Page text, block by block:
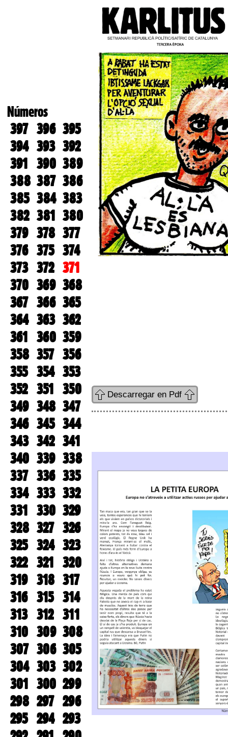
Números
397 396 395
394 393 392
391 390 389
388 387 386
385 384 383
382 381 380
379 378 377
376 375 374
373 372 371
370 369 368
367 366 365
364 363 362
361 360 359
358 357 356
355 354 353
352 351 350
349 348 347
346 345 344
343 342 341
340 339 338
337 336 335
334 333 332
331 330 329
328 327 326
325 324 323
322 321 320
319 318 317
316 315 314
313 312 311
310 309 308
307 306 305
304 303 302
301 300 299
298 297 296
295 294 293
Descarregar en Pdf